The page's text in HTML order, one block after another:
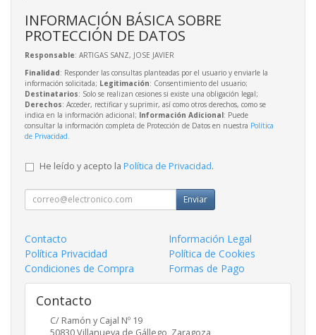
INFORMACIÓN BÁSICA SOBRE
PROTECCIÓN DE DATOS
Responsable: ARTIGAS SANZ, JOSE JAVIER
Finalidad: Responder las consultas planteadas por el usuario y enviarle la
información solicitada; Legitimación: Consentimiento del usuario;
Destinatarios: Solo se realizan cesiones si existe una obligación legal;
Derechos: Acceder, rectificar y suprimir, así como otros derechos, como se
indica en la información adicional; Información Adicional: Puede
consultar la información completa de Protección de Datos en nuestra Política
de Privacidad
He leído y acepto la Política de Privacidad.
Enviar
Contacto
Información Legal
Política Privacidad
Política de Cookies
Condiciones de Compra
Formas de Pago
Contacto
C/ Ramón y Cajal Nº 19
50830Villanueva de Gállego Zaragoza